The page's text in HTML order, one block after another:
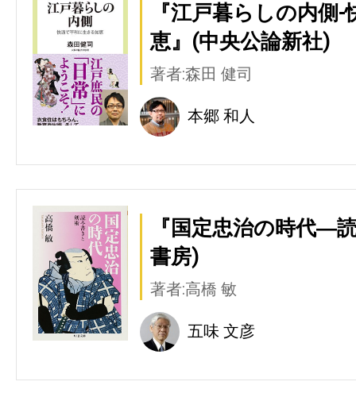
『江戸暮らしの内側
恵』(中央公論新社)
著者:森田 健司
本郷 和人
『国定忠治の時代―
書房)
著者:高橋 敏
五味 文彦